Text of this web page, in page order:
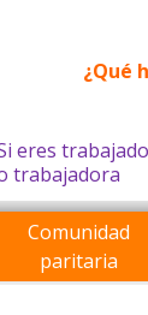
¿Qué
eres
trabajadora
Comunidad
paritaria